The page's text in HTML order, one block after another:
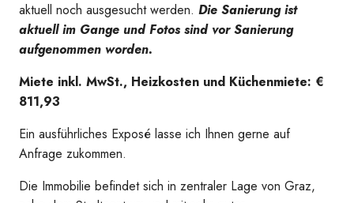
aktuell noch ausgesucht werden. Die Sanierung ist
aktuell im Gange und Fotos sind vor Sanierung
aufgenommen worden.
Miete inkl. MwSt., Heizkosten und Küchenmiete: €
811,93
Ein ausführliches Exposé lasse ich Ihnen gerne auf
Anfrage zukommen.
Die Immobilie befindet sich in zentraler Lage von Graz,